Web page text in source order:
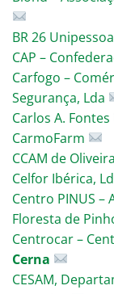
BR 26
CAP –
Carfogo –
Segurança, Lda
Carlos A. Fontes
CarmoFarm
CCAM de
Celfor Ibérica,
Centro PINUS –
Floresta de
Centrocar –
Cerna
CESAM,